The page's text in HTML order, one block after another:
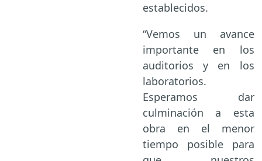
establecidos.
“Vemos un avance
importante en los
auditorios y en los
laboratorios.
Esperamos dar
culminación a esta
obra en el menor
tiempo posible para